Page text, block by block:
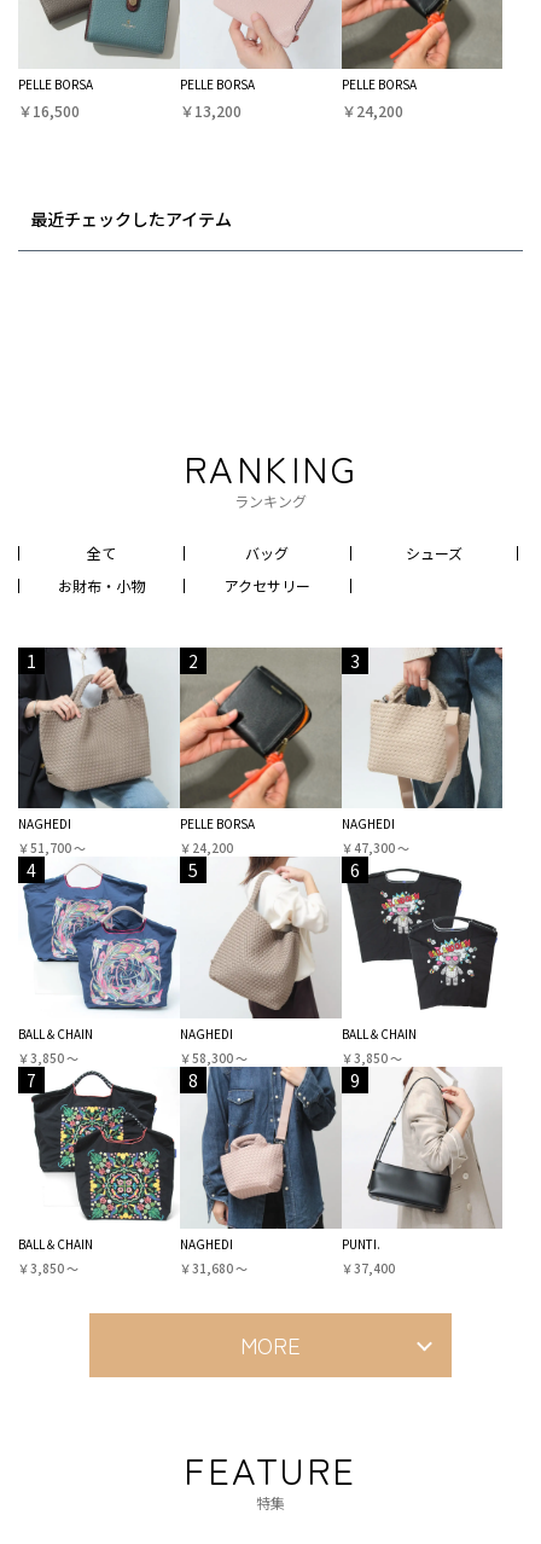
PELLE BORSA
￥16,500
PELLE BORSA
￥13,200
PELLE BORSA
￥24,200
最近チェックしたアイテム
RANKING
ランキング
全て バッグ
シューズ
お財布・小物
アクセサリー
1
NAGHEDI
￥51,700 〜
2
PELLE BORSA
￥24,200
3
NAGHEDI
￥47,300 〜
4
BALL＆CHAIN
￥3,850 〜
5
NAGHEDI
￥58,300 〜
6
BALL＆CHAIN
￥3,850 〜
7
BALL＆CHAIN
￥3,850 〜
8
NAGHEDI
￥31,680 〜
9
PUNTI.
￥37,400
MORE
FEATURE
特集